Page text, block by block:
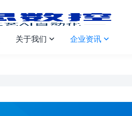
关于我们  企业资讯 